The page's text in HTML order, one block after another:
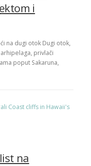
i
na dugi otok Dugi otok,
privlači
poput Sakaruna,
na